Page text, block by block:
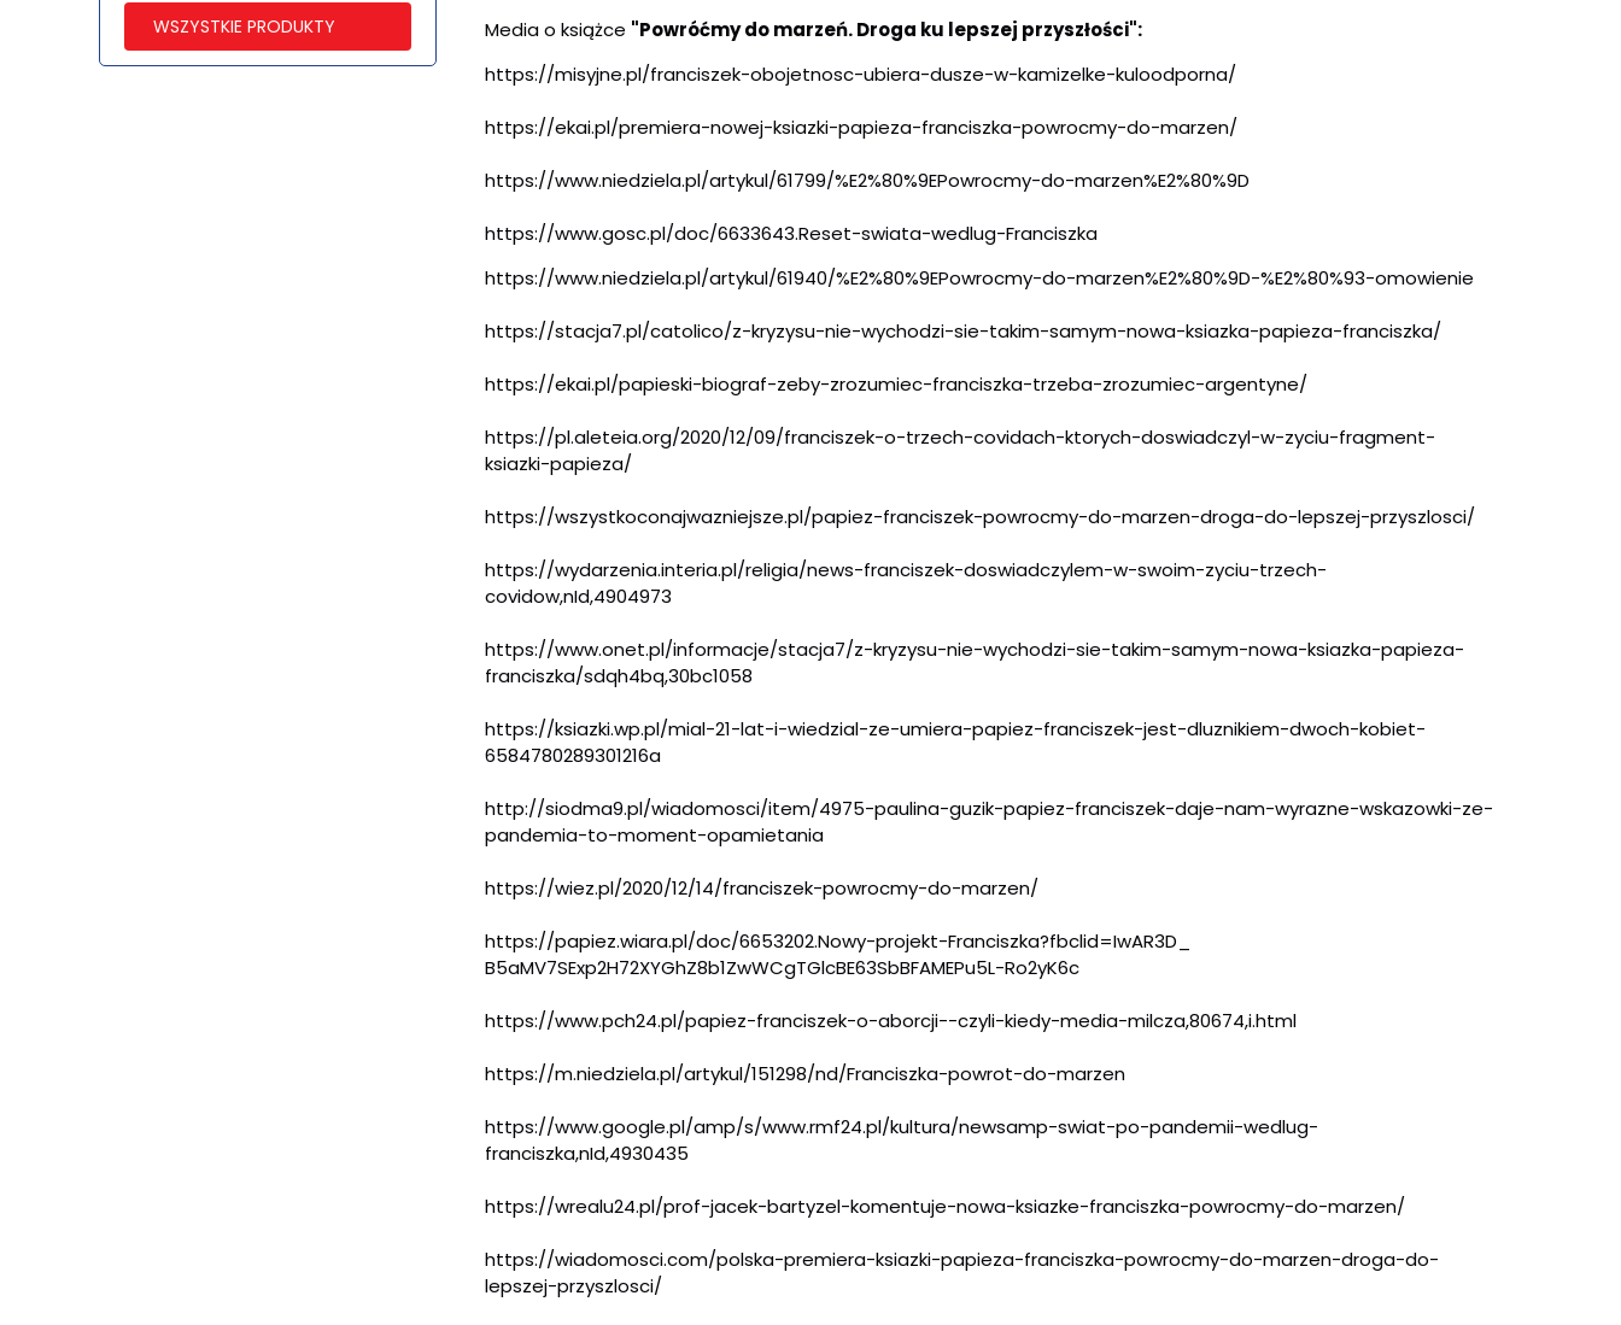
WSZYSTKIE PRODUKTY
Media o książce "Powróćmy do marzeń. Droga ku lepszej przyszłości":
https://misyjne.pl/franciszek-obojetnosc-ubiera-dusze-w-kamizelke-kuloodporna/
https://ekai.pl/premiera-nowej-ksiazki-papieza-franciszka-powrocmy-do-marzen/
https://www.niedziela.pl/artykul/61799/%E2%80%9EPowrocmy-do-marzen%E2%80%9D
https://www.gosc.pl/doc/6633643.Reset-swiata-wedlug-Franciszka
https://www.niedziela.pl/artykul/61940/%E2%80%9EPowrocmy-do-marzen%E2%80%9D-%E2%80%93-omowienie
https://stacja7.pl/catolico/z-kryzysu-nie-wychodzi-sie-takim-samym-nowa-ksiazka-papieza-franciszka/
https://ekai.pl/papieski-biograf-zeby-zrozumiec-franciszka-trzeba-zrozumiec-argentyne/
https://pl.aleteia.org/2020/12/09/franciszek-o-trzech-covidach-ktorych-doswiadczyl-w-zyciu-fragment-
ksiazki-papieza/
https://wszystkoconajwazniejsze.pl/papiez-franciszek-powrocmy-do-marzen-droga-do-lepszej-przyszlosci/
https://wydarzenia.interia.pl/religia/news-franciszek-doswiadczylem-w-swoim-zyciu-trzech-
covidow,nId,4904973
https://www.onet.pl/informacje/stacja7/z-kryzysu-nie-wychodzi-sie-takim-samym-nowa-ksiazka-papieza-
franciszka/sdqh4bq,30bc1058
https://ksiazki.wp.pl/mial-21-lat-i-wiedzial-ze-umiera-papiez-franciszek-jest-dluznikiem-dwoch-kobiet-
6584780289301216a
http://siodma9.pl/wiadomosci/item/4975-paulina-guzik-papiez-franciszek-daje-nam-wyrazne-wskazowki-ze-
pandemia-to-moment-opamietania
https://wiez.pl/2020/12/14/franciszek-powrocmy-do-marzen/
https://papiez.wiara.pl/doc/6653202.Nowy-projekt-Franciszka?fbclid=IwAR3D_
B5aMV7SExp2H72XYGhZ8b1ZwWCgTGlcBE63SbBFAMEPu5L-Ro2yK6c
https://www.pch24.pl/papiez-franciszek-o-aborcji--czyli-kiedy-media-milcza,80674,i.html
https://m.niedziela.pl/artykul/151298/nd/Franciszka-powrot-do-marzen
https://www.google.pl/amp/s/www.rmf24.pl/kultura/newsamp-swiat-po-pandemii-wedlug-
franciszka,nId,4930435
https://wrealu24.pl/prof-jacek-bartyzel-komentuje-nowa-ksiazke-franciszka-powrocmy-do-marzen/
https://wiadomosci.com/polska-premiera-ksiazki-papieza-franciszka-powrocmy-do-marzen-droga-do-
lepszej-przyszlosci/